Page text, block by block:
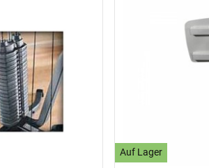
Auf Lager